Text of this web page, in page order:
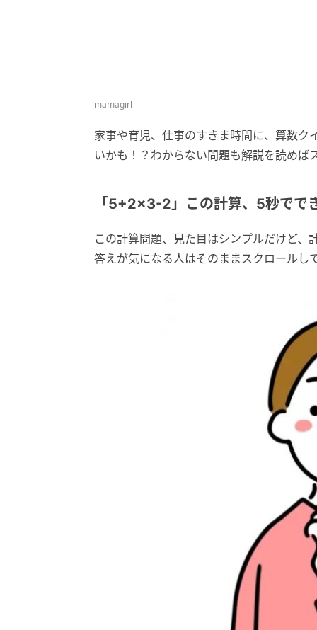
mamagirl
家事や育児、仕事のすきま時間に、算数
いかも！？わからない問題も解説を読め
「5+2×3-2」この計算、5秒でで
この計算問題、見た目はシンプルだけど、
答えが気になる人はそのままスクロールし